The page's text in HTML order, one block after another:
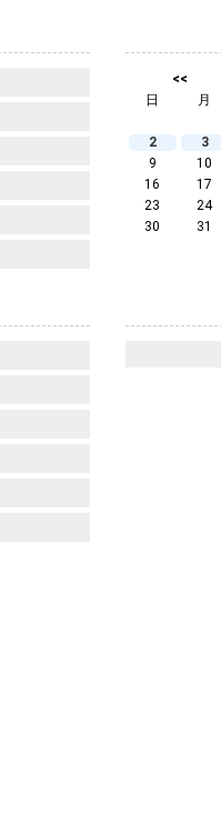
<<
日
月
2
3
9
10
16
17
23
24
30
31